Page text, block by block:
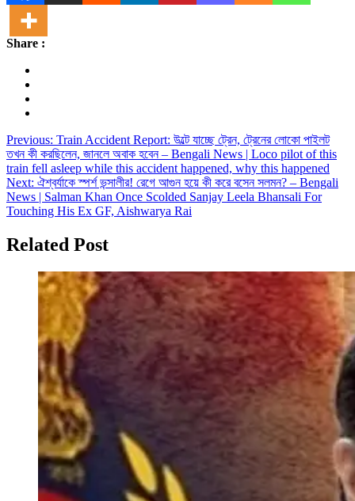
Share :
Post
navigation
Previous: Train Accident Report: উল্টে যাচ্ছে ট্রেন, ট্রেনের লোকো পাইলট
তখন কী করছিলেন, জানলে অবাক হবেন – Bengali News | Loco pilot of this
train fell asleep while this accident happened, why this happened
Next: ঐশ্বর্যাকে স্পর্শ ভন্সালীর! রেগে আগুন হয়ে কী করে বসেন সলমন? – Bengali
News | Salman Khan Once Scolded Sanjay Leela Bhansali For
Touching His Ex GF, Aishwarya Rai
Related Post